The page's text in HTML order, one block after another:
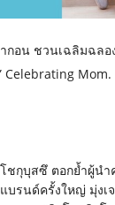
ากอน ชวนเฉลิมฉล
Celebrating
โชกุบุสซึ ตอกย้ำผู้นำ
แบรนด์ครั้งใหญ่ มุ่งเ